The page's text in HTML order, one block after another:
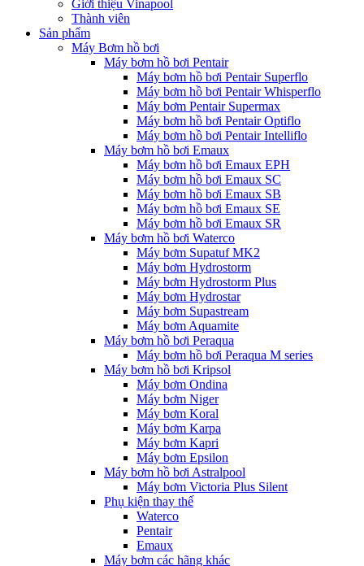
Giới thiệu Vinapool
Thành viên
Sản phẩm
Máy Bơm hồ bơi
Máy bơm hồ bơi Pentair
Máy bơm hồ bơi Pentair Superflo
Máy bơm hồ bơi Pentair Whisperflo
Máy bơm Pentair Supermax
Máy bơm hồ bơi Pentair Optiflo
Máy bơm hồ bơi Pentair Intelliflo
Máy bơm hồ bơi Emaux
Máy bơm hồ bơi Emaux EPH
Máy bơm hồ bơi Emaux SC
Máy bơm hồ bơi Emaux SB
Máy bơm hồ bơi Emaux SE
Máy bơm hồ bơi Emaux SR
Máy bơm hồ bơi Waterco
Máy bơm Supatuf MK2
Máy bơm Hydrostorm
Máy bơm Hydrostorm Plus
Máy bơm Hydrostar
Máy bơm Supastream
Máy bơm Aquamite
Máy bơm hồ bơi Peraqua
Máy bơm hồ bơi Peraqua M series
Máy bơm hồ bơi Kripsol
Máy bơm Ondina
Máy bơm Niger
Máy bơm Koral
Máy bơm Karpa
Máy bơm Kapri
Máy bơm Epsilon
Máy bơm hồ bơi Astralpool
Máy bơm Victoria Plus Silent
Phụ kiện thay thế
Waterco
Pentair
Emaux
Máy bơm các hãng khác